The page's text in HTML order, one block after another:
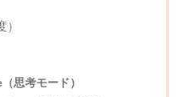
思考モード）